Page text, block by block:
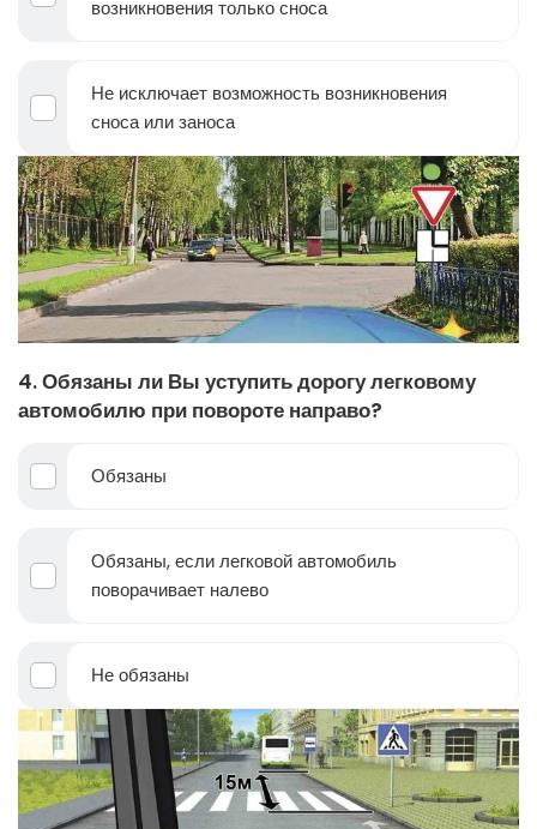
возникновения только сноса
Не исключает возможность возникновения
сноса или заноса
4. Обязаны ли Вы уступить дорогу легковому
автомобилю при повороте направо?
Обязаны
Обязаны, если легковой автомобиль
поворачивает налево
Не обязаны